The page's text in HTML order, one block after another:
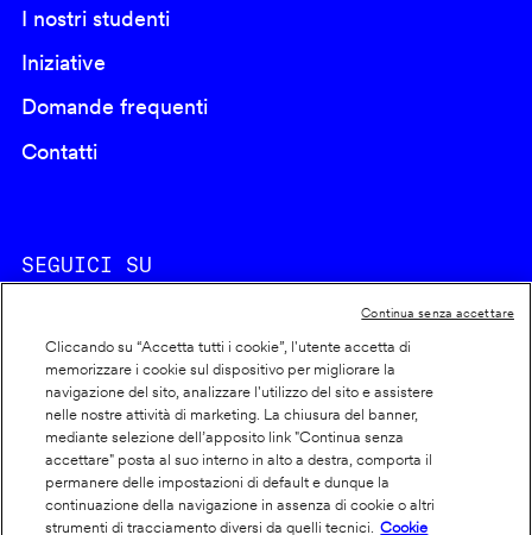
I nostri studenti
Iniziative
Domande frequenti
Contatti
SEGUICI SU
Footer
info
Cookie policy
Dichiarazione di accessibilità
Privacy
Cliccando su “Accetta tutti i cookie”, l'utente accetta di
memorizzare i cookie sul dispositivo per migliorare la
navigazione del sito, analizzare l'utilizzo del sito e assistere
nelle nostre attività di marketing. La chiusura del banner,
mediante selezione dell’apposito link "Continua senza
accettare" posta al suo interno in alto a destra, comporta il
permanere delle impostazioni di default e dunque la
continuazione della navigazione in assenza di cookie o altri
strumenti di tracciamento diversi da quelli tecnici.
Cookie
Continua senza accettare